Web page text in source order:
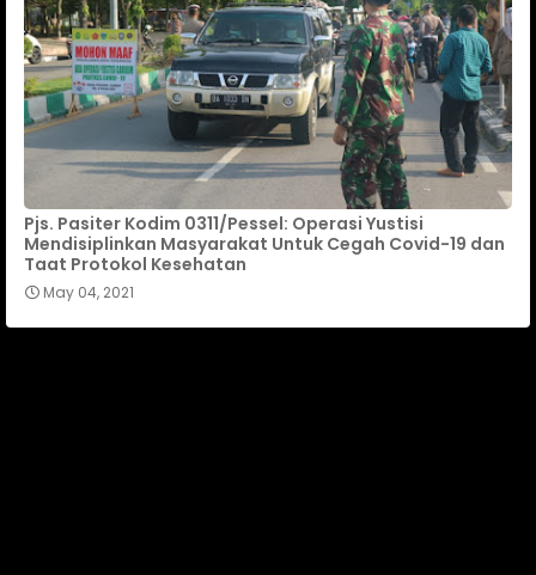
Pjs. Pasiter Kodim 0311/Pessel: Operasi Yustisi
Mendisiplinkan Masyarakat Untuk Cegah Covid-19 dan
Taat Protokol Kesehatan
May 04, 2021